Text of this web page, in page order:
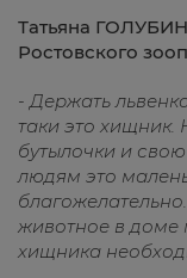
Татьяна
Ростовского
- Держать
таки это хищник.
бутылочки и
людям это
животное в доме
хищника